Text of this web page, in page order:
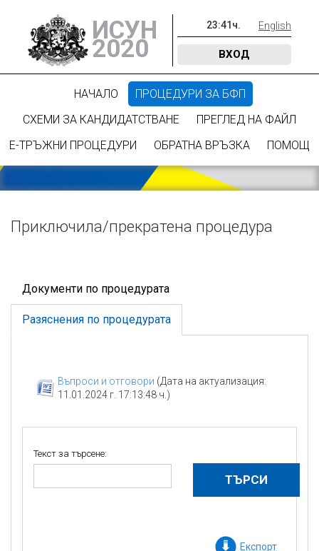
ИСУН
2020
23:41 ч. English
ВХОД
НАЧАЛО
ПРОЦЕДУРИ ЗА БФП
СХЕМИ ЗА КАНДИДАТСТВАНЕ
ПРЕГЛЕД НА ФАЙЛ
Е-ТРЪЖНИ ПРОЦЕДУРИ
ОБРАТНА ВРЪЗКА ПОМОЩ
Приключилa/прекратена процедура
Документи по процедурата
Разяснения по процедурата
Въпроси и отговори (Дата на актуализация:
11.01.2024 г. 17:13:48 ч.)
Текст за търсене:
Експорт